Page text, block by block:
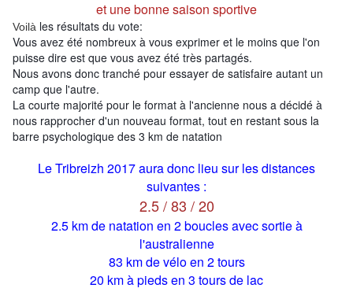
et une bonne saison sportive
Voilà les résultats du vote:
Vous avez été nombreux à vous exprimer et le moins que l'on
puisse dire est que vous avez été très partagés.
Nous avons donc tranché pour essayer de satisfaire autant un
camp que l'autre.
La courte majorité pour le format à l'ancienne nous a décidé à
nous rapprocher d'un nouveau format, tout en restant sous la
barre psychologique des 3 km de natation
Le Tribreizh 2017 aura donc lieu sur les distances
suivantes :
2.5 / 83 / 20
2.5 km de natation en 2 boucles avec sortie à
l'australienne
83 km de vélo en 2 tours
20 km à pieds en 3 tours de lac